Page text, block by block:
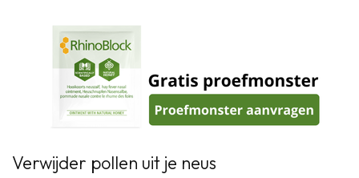
Verwijder pollen uit je neus